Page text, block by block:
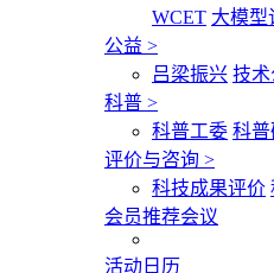
WCET 大模型
公益 >
吕梁振兴 技
科普 >
科普工委 科
评价与咨询 >
科技成果评价
会员推荐会议
活动日历